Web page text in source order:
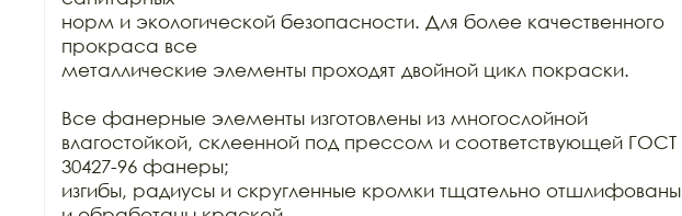
норм и экологической безопасности. Для более качественного
прокраса все
металлические элементы проходят двойной цикл покраски.
Все фанерные элементы изготовлены из многослойной
влагостойкой, склеенной под прессом и соответствующей ГОСТ
30427-96 фанеры;
изгибы, радиусы и скругленные кромки тщательно отшлифованы